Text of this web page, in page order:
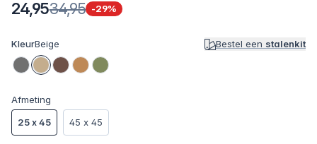
24,9534,95 -29%
KleurBeige Bestel een stalenkit
Afmeting
25 x 45
45 x 45